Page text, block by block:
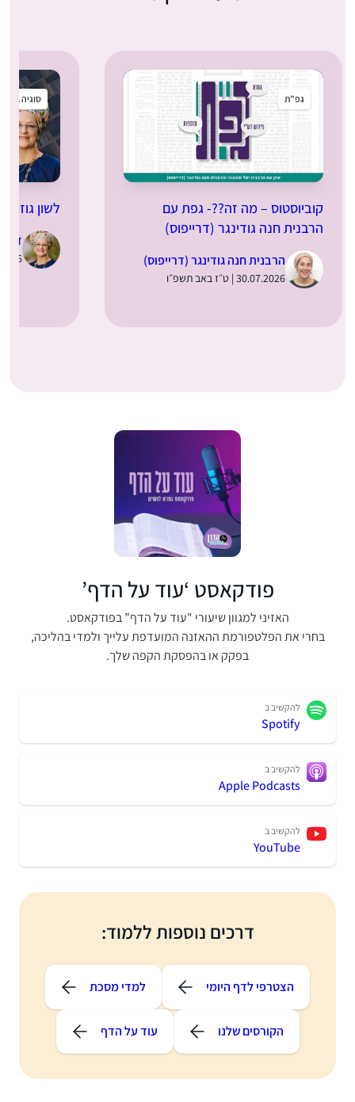
גפ”ת
קוביוסטוס – מה זה??- גפת עם
הרבנית חנה גודינגר (דרייפוס)
הרבנית חנה גודינגר (דרייפוס)
30.07.2026 | ט״ז באב תשפ״ו
סוגיה
לשון גוזמה
ד”ר
פודקאסט ‘עוד על הדף’
האזיני למגוון שיעורי "עוד על הדף” בפודקאסט.
בחרי את הפלטפורמת ההאזנה המועדפת עלייך ולמדי בהליכה,
בפקק או בהפסקת הקפה שלך.
להקשיב ב
Spotify
להקשיב ב
Apple Podcasts
להקשיב ב
YouTube
דרכים נוספות ללמוד:
הצטרפי לדף היומי למדי מסכת
הקורסים שלנו עוד על הדף